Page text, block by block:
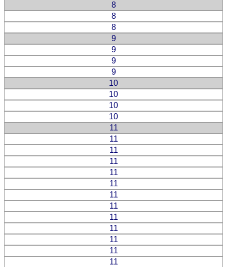
8
8
8
9
9
9
9
10
10
10
10
11
11
11
11
11
11
11
11
11
11
11
11
11